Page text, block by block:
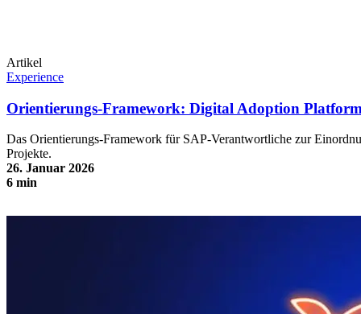
Artikel
Experience
Orientierungs-Framework: Digital Adoption
Das Orientierungs-Framework für SAP-Verantwortliche zur
Projekte.
26. Januar 2026
6 min